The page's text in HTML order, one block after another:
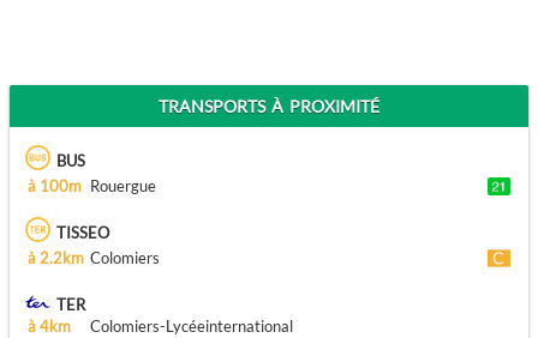
TRANSPORTS À PROXIMITÉ
BUS
à 100m Rouergue
TISSEO
à 2.2km Colomiers
TER
à 4km
Colomiers-Lycéeinternational